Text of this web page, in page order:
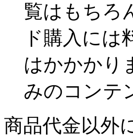
覧はもちろ
ド購入に
はかかかり
みのコンテ
商品代金以外